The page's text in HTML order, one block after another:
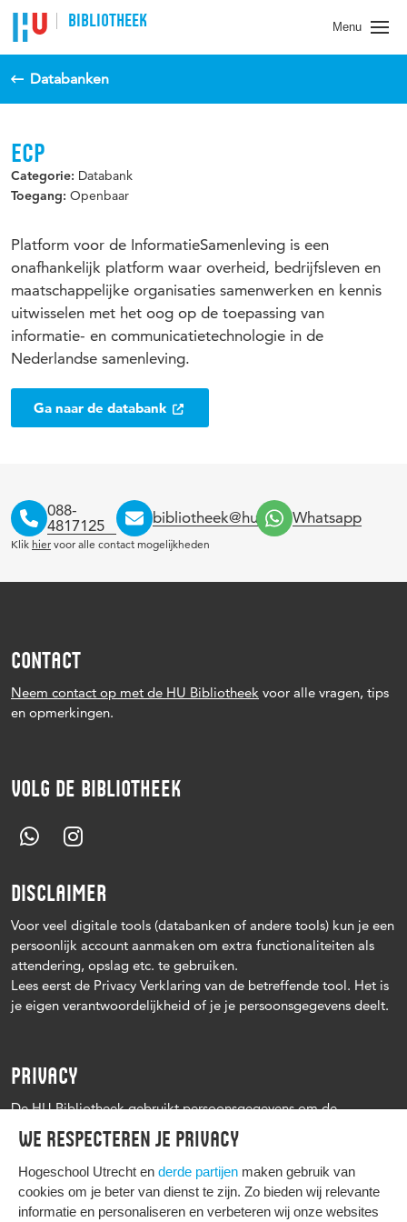
We respecteren je privacy
Hogeschool Utrecht en derde partijen maken gebruik van
cookies om je beter van dienst te zijn. Zo bieden wij relevante
informatie en personaliseren en verbeteren wij onze websites
BIBLIOTHEEK Menu
Databanken
ECP
Categorie: Databank
Toegang: Openbaar
Platform voor de InformatieSamenleving is een
onafhankelijk platform waar overheid, bedrijfsleven en
maatschappelijke organisaties samenwerken en kennis
uitwisselen met het oog op de toepassing van
informatie- en communicatietechnologie in de
Nederlandse samenleving.
Ga naar de databank
088-
4817125
bibliotheek@hu.nl Whatsapp
Klik hier voor alle contact mogelijkheden
CONTACT
Neem contact op met de HU Bibliotheek voor alle vragen, tips
en opmerkingen.
VOLG DE BIBLIOTHEEK
DISCLAIMER
Voor veel digitale tools (databanken of andere tools) kun je een
persoonlijk account aanmaken om extra functionaliteiten als
attendering, opslag etc. te gebruiken.
Lees eerst de Privacy Verklaring van de betreffende tool. Het is
je eigen verantwoordelijkheid of je je persoonsgegevens deelt.
PRIVACY
De HU Bibliotheek gebruikt persoonsgegevens om de
leenprocedure te kunnen uitvoeren, onder andere voor het
versturen van herinneringen en informatie over reserveringen.
Zie verder het Privacy statement Hogeschool Utrecht